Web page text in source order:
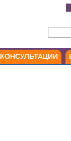
КОНСУЛЬТАЦИИ